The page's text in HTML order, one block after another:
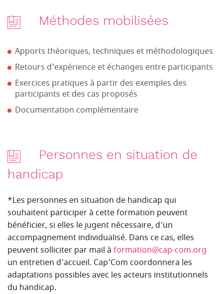
Méthodes mobilisées
Apports théoriques, techniques et méthodologiques
Retours d'expérience et échanges entre participants
Exercices pratiques à partir des exemples des
participants et des cas proposés
Documentation complémentaire
Personnes en situation de
handicap
*Les personnes en situation de handicap qui
souhaitent participer à cette formation peuvent
bénéficier, si elles le jugent nécessaire, d'un
accompagnement individualisé. Dans ce cas, elles
peuvent solliciter par mail à formation@cap-com.org
un entretien d'accueil. Cap'Com coordonnera les
adaptations possibles avec les acteurs institutionnels
du handicap.